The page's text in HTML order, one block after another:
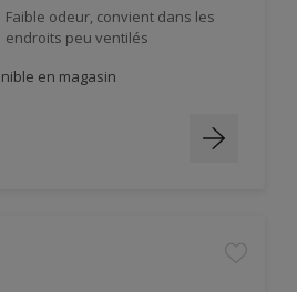
Faible odeur, convient dans les
endroits peu ventilés
en magasin